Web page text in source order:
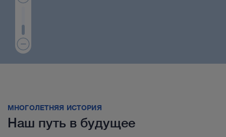
МНОГОЛЕТНЯЯ ИСТОРИЯ
Наш путь в будущее